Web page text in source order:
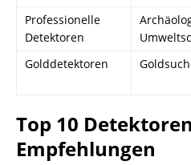
Professionelle
Detektoren
Golddetektoren
Top 10
Empfehlungen